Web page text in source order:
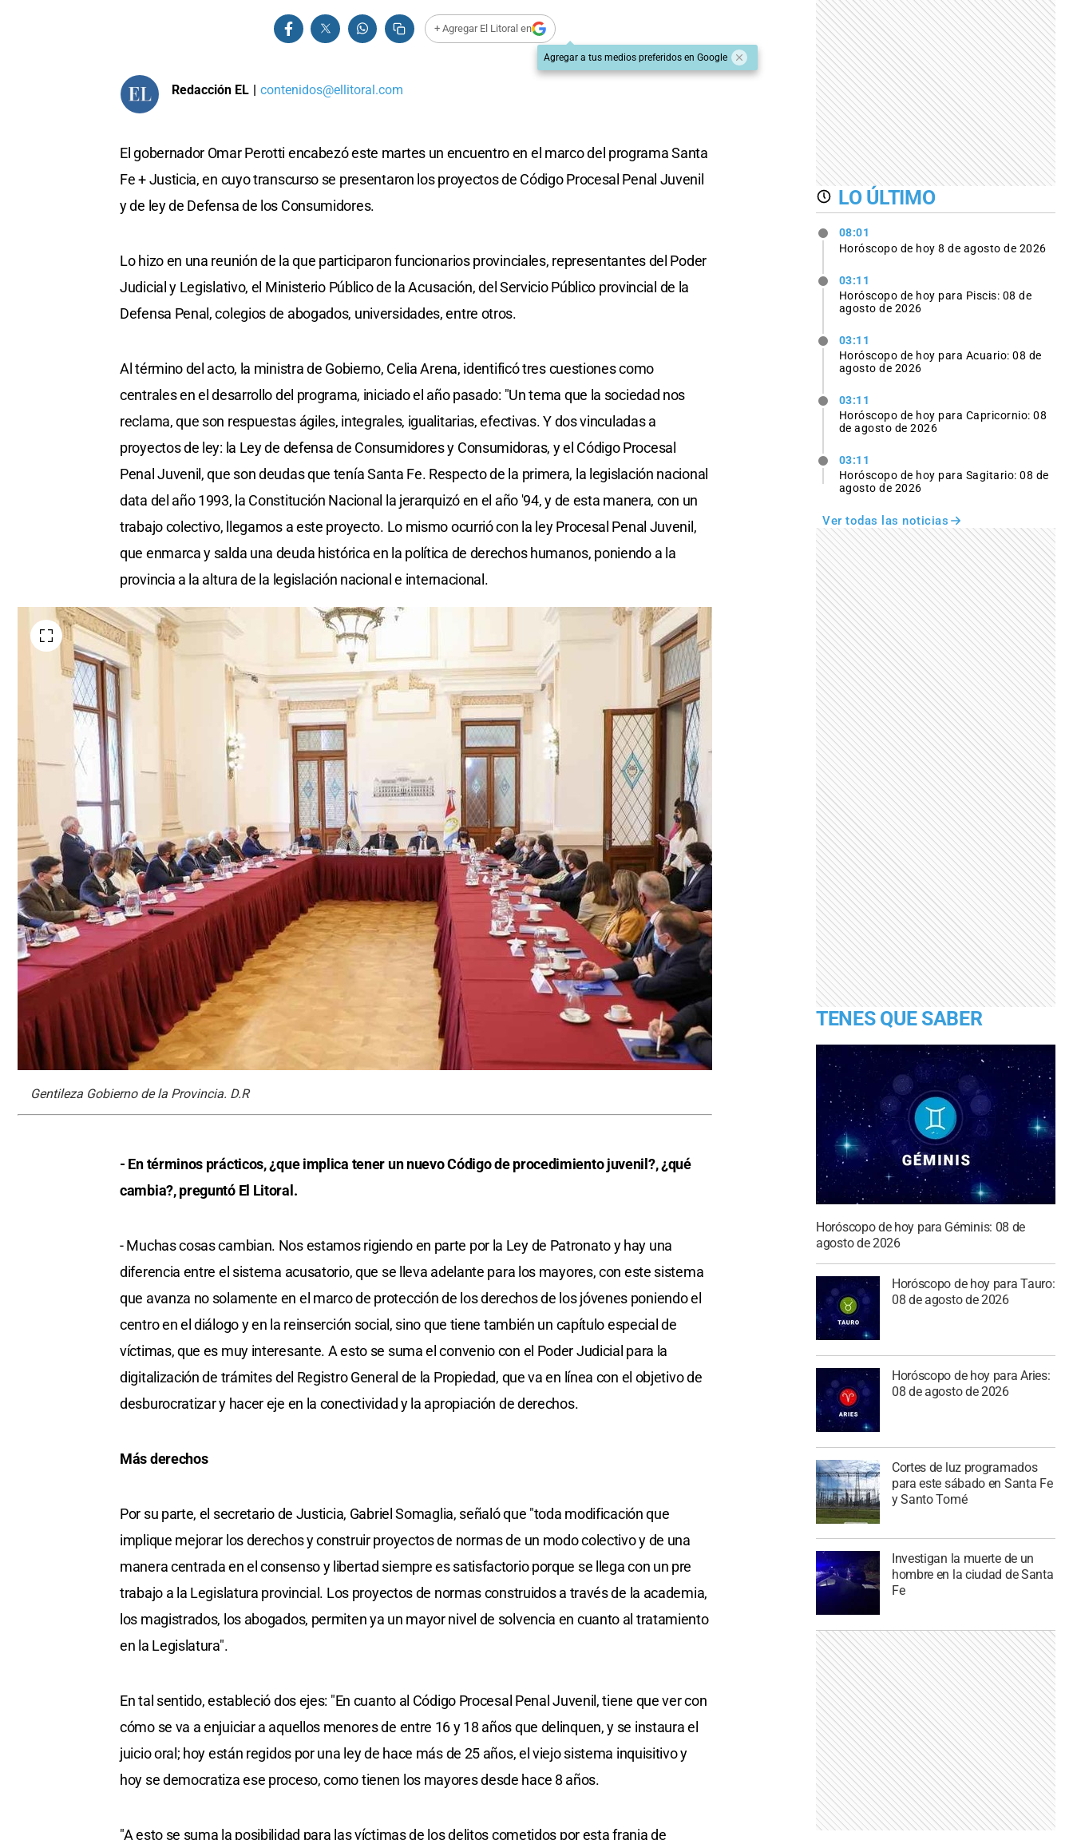
+ Agregar El Litoral en
Agregar a tus medios preferidos en Google
Redacción EL | contenidos@ellitoral.com
El gobernador Omar Perotti encabezó este martes un encuentro en el marco del programa Santa
Fe + Justicia, en cuyo transcurso se presentaron los proyectos de Código Procesal Penal Juvenil
y de ley de Defensa de los Consumidores.
Lo hizo en una reunión de la que participaron funcionarios provinciales, representantes del Poder
Judicial y Legislativo, el Ministerio Público de la Acusación, del Servicio Público provincial de la
Defensa Penal, colegios de abogados, universidades, entre otros.
Al término del acto, la ministra de Gobierno, Celia Arena, identificó tres cuestiones como
centrales en el desarrollo del programa, iniciado el año pasado: "Un tema que la sociedad nos
reclama, que son respuestas ágiles, integrales, igualitarias, efectivas. Y dos vinculadas a
proyectos de ley: la Ley de defensa de Consumidores y Consumidoras, y el Código Procesal
Penal Juvenil, que son deudas que tenía Santa Fe. Respecto de la primera, la legislación nacional
data del año 1993, la Constitución Nacional la jerarquizó en el año '94, y de esta manera, con un
trabajo colectivo, llegamos a este proyecto. Lo mismo ocurrió con la ley Procesal Penal Juvenil,
que enmarca y salda una deuda histórica en la política de derechos humanos, poniendo a la
provincia a la altura de la legislación nacional e internacional.
Gentileza Gobierno de la Provincia. D.R
- En términos prácticos, ¿que implica tener un nuevo Código de procedimiento juvenil?, ¿qué
cambia?, preguntó El Litoral.
- Muchas cosas cambian. Nos estamos rigiendo en parte por la Ley de Patronato y hay una
diferencia entre el sistema acusatorio, que se lleva adelante para los mayores, con este sistema
que avanza no solamente en el marco de protección de los derechos de los jóvenes poniendo el
centro en el diálogo y en la reinserción social, sino que tiene también un capítulo especial de
víctimas, que es muy interesante. A esto se suma el convenio con el Poder Judicial para la
digitalización de trámites del Registro General de la Propiedad, que va en línea con el objetivo de
desburocratizar y hacer eje en la conectividad y la apropiación de derechos.
Más derechos
Por su parte, el secretario de Justicia, Gabriel Somaglia, señaló que "toda modificación que
implique mejorar los derechos y construir proyectos de normas de un modo colectivo y de una
manera centrada en el consenso y libertad siempre es satisfactorio porque se llega con un pre
trabajo a la Legislatura provincial. Los proyectos de normas construidos a través de la academia,
los magistrados, los abogados, permiten ya un mayor nivel de solvencia en cuanto al tratamiento
en la Legislatura".
En tal sentido, estableció dos ejes: "En cuanto al Código Procesal Penal Juvenil, tiene que ver con
cómo se va a enjuiciar a aquellos menores de entre 16 y 18 años que delinquen, y se instaura el
juicio oral; hoy están regidos por una ley de hace más de 25 años, el viejo sistema inquisitivo y
hoy se democratiza ese proceso, como tienen los mayores desde hace 8 años.
"A esto se suma la posibilidad para las víctimas de los delitos cometidos por esta franja de
LO ÚLTIMO
08:01
Horóscopo de hoy 8 de agosto de 2026
03:11
Horóscopo de hoy para Piscis: 08 de
agosto de 2026
03:11
Horóscopo de hoy para Acuario: 08 de
agosto de 2026
03:11
Horóscopo de hoy para Capricornio: 08
de agosto de 2026
03:11
Horóscopo de hoy para Sagitario: 08 de
agosto de 2026
Ver todas las noticias
TENES QUE SABER
Horóscopo de hoy para Géminis: 08 de
agosto de 2026
Horóscopo de hoy para Tauro:
08 de agosto de 2026
Horóscopo de hoy para Aries:
08 de agosto de 2026
Cortes de luz programados
para este sábado en Santa Fe
y Santo Tomé
Investigan la muerte de un
hombre en la ciudad de Santa
Fe